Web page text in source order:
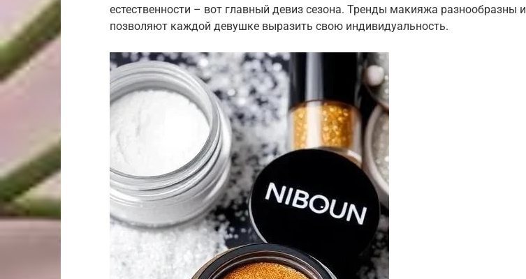
естественности – вот главный девиз сезона. Тренды макияжа разнообразны и
позволяют каждой девушке выразить свою индивидуальность.